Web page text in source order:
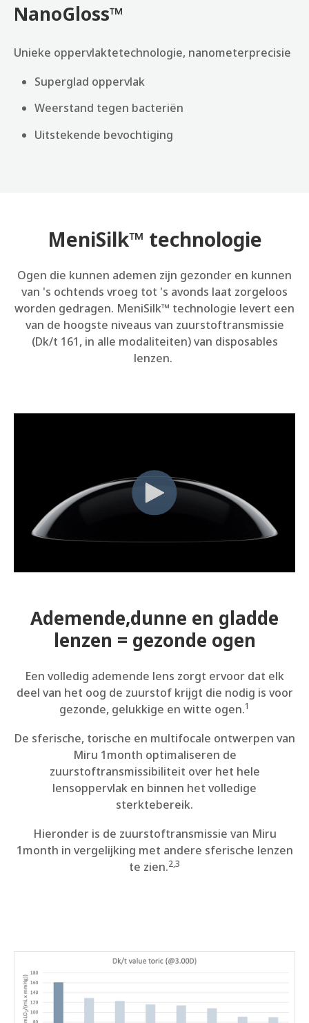
NanoGloss™
Unieke oppervlaktetechnologie, nanometerprecisie
Superglad oppervlak
Weerstand tegen bacteriën
Uitstekende bevochtiging
MeniSilk™ technologie
Ogen die kunnen ademen zijn gezonder en kunnen
van 's ochtends vroeg tot 's avonds laat zorgeloos
worden gedragen. MeniSilk™ technologie levert een
van de hoogste niveaus van zuurstoftransmissie
(Dk/t 161, in alle modaliteiten) van disposables
lenzen.
Ademende,dunne en gladde
lenzen = gezonde ogen
Een volledig ademende lens zorgt ervoor dat elk
deel van het oog de zuurstof krijgt die nodig is voor
gezonde, gelukkige en witte ogen.1
De sferische, torische en multifocale ontwerpen van
Miru 1month optimaliseren de
zuurstoftransmissibiliteit over het hele
lensoppervlak en binnen het volledige
sterktebereik.
Hieronder is de zuurstoftransmissie van Miru
1month in vergelijking met andere sferische lenzen
te zien.2,3